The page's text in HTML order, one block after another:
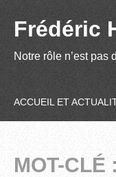
Frédéric
Notre rôle n’est pas
ACCUEIL ET
MOT-CLÉ